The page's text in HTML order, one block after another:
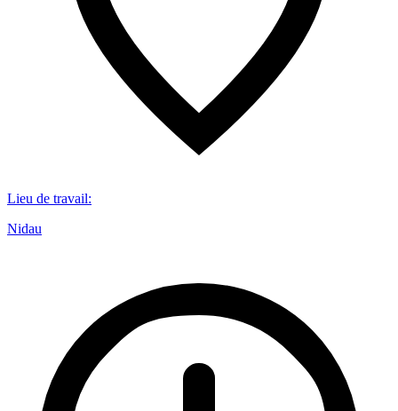
Lieu de travail:
Nidau